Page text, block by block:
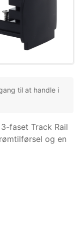
til at handle i
faset Track Rail
og en